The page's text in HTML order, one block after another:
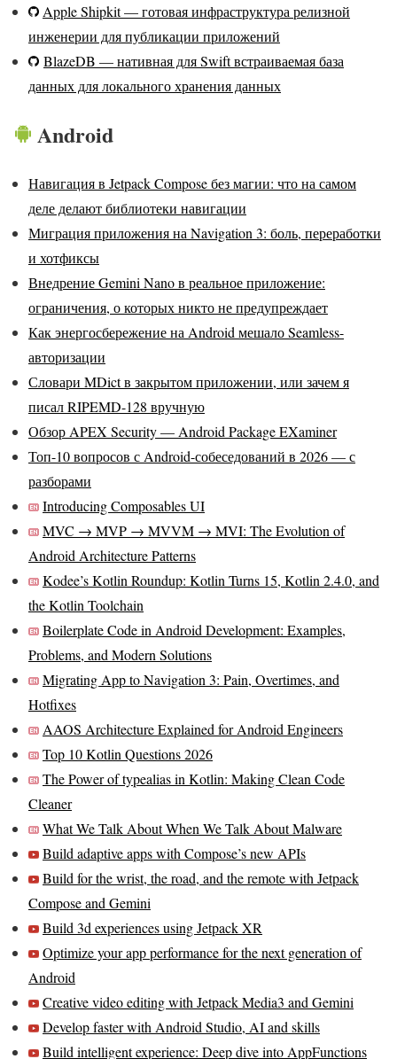
Apple Shipkit — готовая инфраструктура релизной
инженерии для публикации приложений
BlazeDB — нативная для Swift встраиваемая база
данных для локального хранения данных
Android
Навигация в Jetpack Compose без магии: что на самом
деле делают библиотеки навигации
Миграция приложения на Navigation 3: боль, переработки
и хотфиксы
Внедрение Gemini Nano в реальное приложение:
ограничения, о которых никто не предупреждает
Как энергосбережение на Android мешало Seamless-
авторизации
Словари MDict в закрытом приложении, или зачем я
писал RIPEMD-128 вручную
Обзор APEX Security — Android Package EXaminer
Топ-10 вопросов с Android-собеседований в 2026 — с
разборами
Introducing Composables UI
MVC → MVP → MVVM → MVI: The Evolution of
Android Architecture Patterns
Kodee’s Kotlin Roundup: Kotlin Turns 15, Kotlin 2.4.0, and
the Kotlin Toolchain
Boilerplate Code in Android Development: Examples,
Problems, and Modern Solutions
Migrating App to Navigation 3: Pain, Overtimes, and
Hotfixes
AAOS Architecture Explained for Android Engineers
Top 10 Kotlin Questions 2026
The Power of typealias in Kotlin: Making Clean Code
Cleaner
What We Talk About When We Talk About Malware
Build adaptive apps with Compose’s new APIs
Build for the wrist, the road, and the remote with Jetpack
Compose and Gemini
Build 3d experiences using Jetpack XR
Optimize your app performance for the next generation of
Android
Creative video editing with Jetpack Media3 and Gemini
Develop faster with Android Studio, AI and skills
Build intelligent experience: Deep dive into AppFunctions